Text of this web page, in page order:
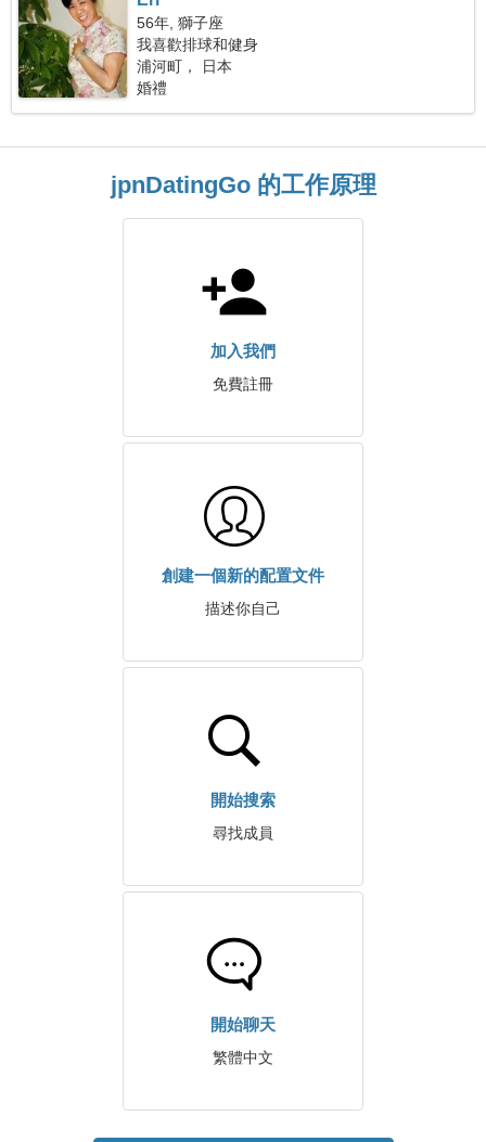
56年, 獅子座
我喜歡排球和健身
浦河町， 日本
婚禮
jpnDatingGo 的工作原理
加入我們
免費註冊
創建一個新的配置文件
描述你自己
開始搜索
尋找成員
開始聊天
繁體中文